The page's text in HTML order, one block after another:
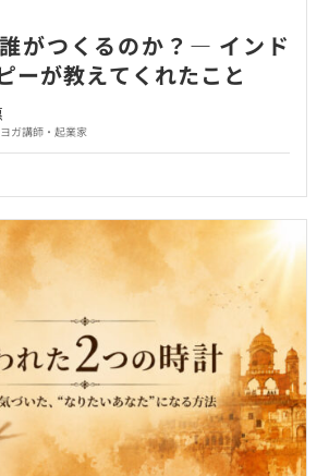
誰がつくるのか？― インド
ーが教えてくれたこと
ガ講師・起業家